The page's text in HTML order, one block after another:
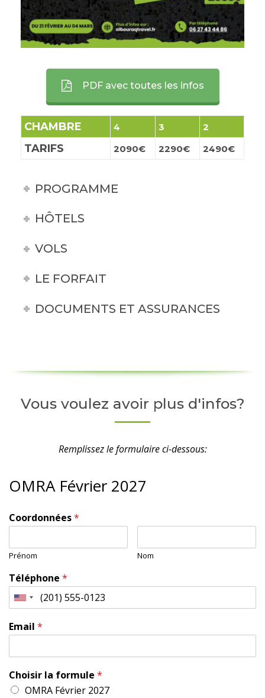
PDF avec toutes les infos
CHAMBRE 4 3 2
TARIFS 2090€ 2290€ 2490€
PROGRAMME
HÔTELS
VOLS
LE FORFAIT
DOCUMENTS ET ASSURANCES
Vous voulez avoir plus d'infos?
Remplissez le formulaire ci-dessous:
OMRA Février 2027
Coordonnées*
Prénom Nom
Téléphone *
Email *
Choisir la formule *
OMRA Février 2027